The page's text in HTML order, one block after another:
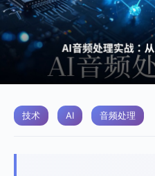
技术 AI 音频处理